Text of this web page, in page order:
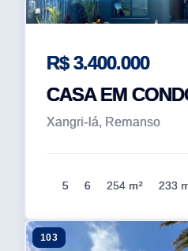
R$ 3.400.000
CASA EM
Xangri-lá, Remanso
5 6 254 m² 233
103